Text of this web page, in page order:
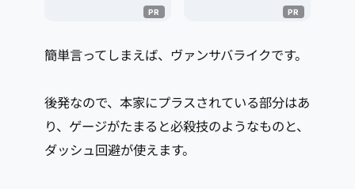
簡単言ってしまえば、ヴァンサバライクです。
後発なので、本家にプラスされている部分はあ
り、ゲージがたまると必殺技のようなものと、
ダッシュ回避が使えます。